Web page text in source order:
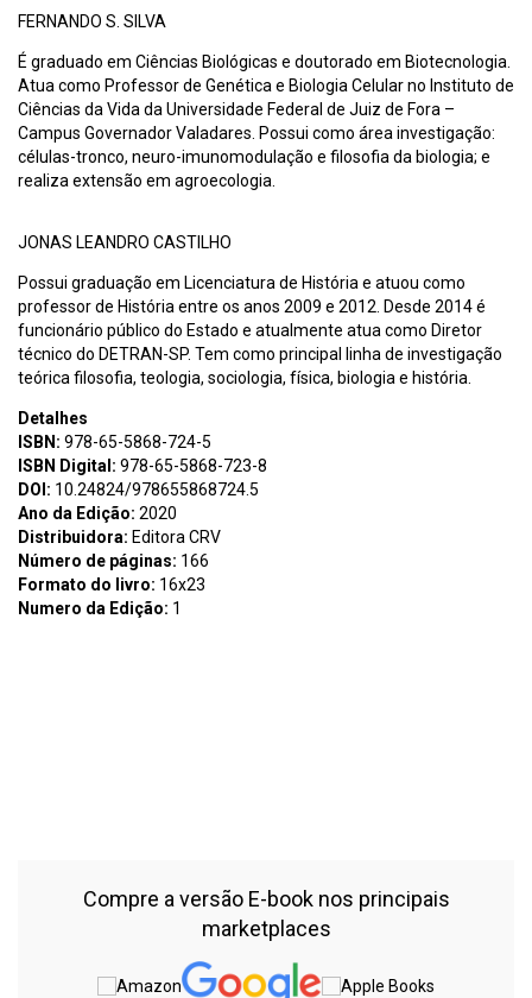
FERNANDO S. SILVA
É graduado em Ciências Biológicas e doutorado em Biotecnologia.
Atua como Professor de Genética e Biologia Celular no Instituto de
Ciências da Vida da Universidade Federal de Juiz de Fora –
Campus Governador Valadares. Possui como área investigação:
células-tronco, neuro-imunomodulação e filosofia da biologia; e
realiza extensão em agroecologia.
JONAS LEANDRO CASTILHO
Possui graduação em Licenciatura de História e atuou como
professor de História entre os anos 2009 e 2012. Desde 2014 é
funcionário público do Estado e atualmente atua como Diretor
técnico do DETRAN-SP. Tem como principal linha de investigação
teórica filosofia, teologia, sociologia, física, biologia e história.
Detalhes
ISBN: 978-65-5868-724-5
ISBN Digital: 978-65-5868-723-8
DOI: 10.24824/978655868724.5
Ano da Edição: 2020
Distribuidora: Editora CRV
Número de páginas: 166
Formato do livro: 16x23
Numero da Edição: 1
Compre a versão E-book nos principais
marketplaces